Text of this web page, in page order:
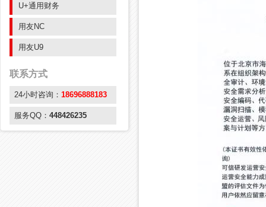
U+通用财务
用友NC
用友U9
联系方式
24小时咨询： 18696888183
服务QQ： 448426235